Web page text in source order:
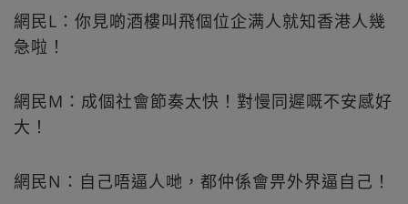
網民L：你見啲酒樓叫飛個位企满人就知香港人幾
急啦！
網民M：成個社會節奏太快！對慢同遲嘅不安感好
大！
網民N：自己唔逼人哋，都仲係會畀外界逼自己！